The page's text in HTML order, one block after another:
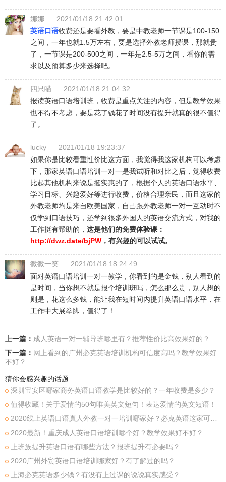
娜娜
2021/01/18 21:42:01
英语口语收费还是要看外教，要是中教老师一节课是100-150
之间，一年也就1.5万左右，要是选择外教老师授课，那就贵
了，一节课是200-500之间，一年是2.5-5万之间，看你的需
求以及预算多少来选择吧。
四只瞄
2021/01/18 21:04:32
报读英语口语培训班，收费是重点关注的内容，但是教学效果
也不得不考虑，要是花了钱花了时间没有提升就真的很不值得
了。
lucky
2021/01/18 19:23:37
如果你是比较看重性价比这方面，我觉得我这家机构可以考虑
下，那家英语口语培训一对一是我试听和对比之后，觉得收费
比起其他机构来说是挺实惠的了，根据个人的英语口语水平、
学习目标、兴趣爱好等进行收费，价格合理亲民，而且这家的
外教老师均是来自欧美国家，自己跟外教老师一对一互动时不
仅学到口语技巧，还学到很多外国人的英语交流方式，对我的
工作挺有帮助的， 这是他们的免费体验课：
http://dwz.date/bjPW ，有兴趣的可以试试。
微微一笑
2021/01/18 18:24:49
面对英语口语培训一对一教学，你看到的是金钱，别人看到的
是时间，当你想不就是报个培训班吗，怎么那么贵，别人想的
则是，花这么多钱，能让我在短时间内提升英语口语水平，在
工作中大展拳脚，值得了！
上一篇： 成人英语一对一辅导班哪里有？推荐性价比高效果好的？
下一篇： 网上看到的广州必克英语培训机构可信度高吗？教学效果好
不好？
猜你会感兴趣的话题:
深圳宝安区哪家商务英语口语教学是比较好的？一年收费是多少？
值得收藏！关于爱情的50句唯美英文短句！表达爱情的英文短语！
2020线上英语口语真人外教一对一培训哪家好？必克英语这家可以吗？
2020最新！重庆成人英语口语培训哪个好？教学效果好不好？
上班族提升英语口语有哪些方法？报班提升有必要吗？
2020广州外贸英语口语培训哪家好？有了解过的吗？
上海必克英语多少钱？有没有上过课的说说真实感受？